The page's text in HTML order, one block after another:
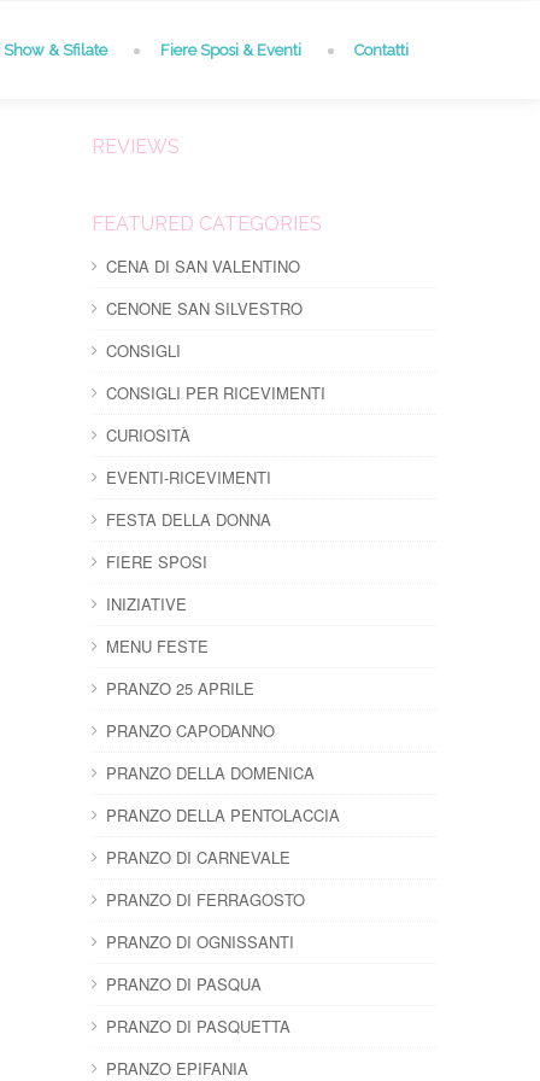
& Sfilate Fiere Sposi & Eventi Contatti
REVIEWS
FEATURED CATEGORIES
CENA DI SAN VALENTINO
CENONE SAN SILVESTRO
CONSIGLI
CONSIGLI PER RICEVIMENTI
CURIOSITÀ
EVENTI-RICEVIMENTI
FESTA DELLA DONNA
FIERE SPOSI
INIZIATIVE
MENU FESTE
PRANZO 25 APRILE
PRANZO CAPODANNO
PRANZO DELLA DOMENICA
PRANZO DELLA PENTOLACCIA
PRANZO DI CARNEVALE
PRANZO DI FERRAGOSTO
PRANZO DI OGNISSANTI
PRANZO DI PASQUA
PRANZO DI PASQUETTA
PRANZO EPIFANIA